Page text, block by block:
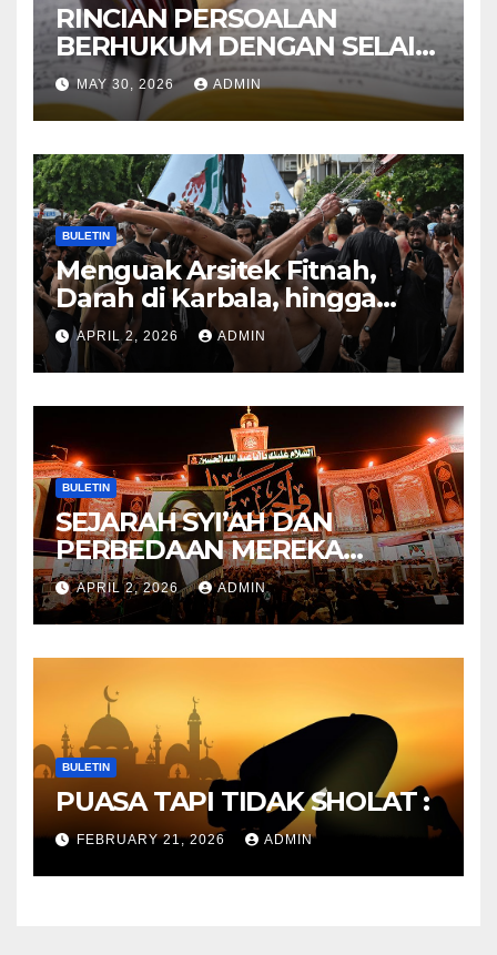
RINCIAN PERSOALAN
BERHUKUM DENGAN SELAIN
HUKUM ALLAH DALAM
KITAB AT-TAMHID SYARAH
KITAB AT-TAUHID
MAY 30, 2026 ADMIN
BULETIN
Menguak Arsitek Fitnah,
Darah di Karbala, hingga
Lahirnya Sekte-sekte serta
Mitos Imam Gaib
APRIL 2, 2026 ADMIN
BULETIN
SEJARAH SYI’AH DAN
PERBEDAAN MEREKA
ANTARA DULU DAN
SEKARANG
APRIL 2, 2026 ADMIN
BULETIN
PUASA TAPI TIDAK SHOLAT :
FEBRUARY 21, 2026 ADMIN